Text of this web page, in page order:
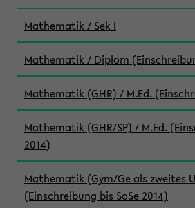
Mathematik / Sek I
Mathematik / Diplom
Mathematik (GHR) / M.Ed.
Mathematik (GHR/SP) / M.Ed.
2014)
Mathematik (Gym/Ge als zweites
(Einschreibung bis SoSe 2014)